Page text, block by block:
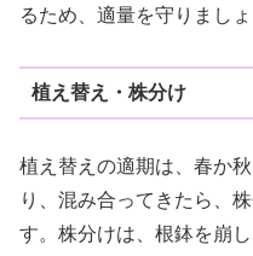
るため、適量を守りましょ
植え替え・株分け
植え替えの適期は、春か
り、混み合ってきたら、
す。株分けは、根鉢を崩